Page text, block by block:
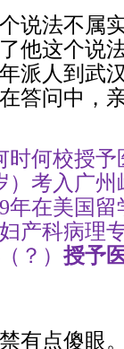
法不属
他这个说
派人到武
答问中，
何校授予
考入广州
年在美国
妇产科病理
？） 授予
点傻眼